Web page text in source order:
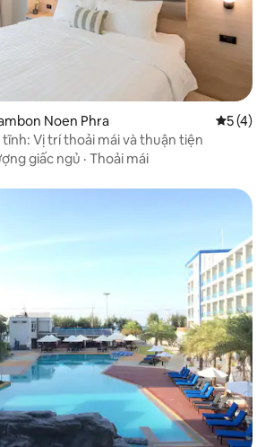
Noen Phra Xếp5 (4)
Vị trí thoải mái và thuận tiện
giấc ngủ · Thoải mái